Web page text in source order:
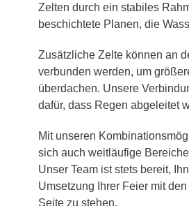
Zelten durch ein stabiles
beschichtete Planen, die
Zusätzliche Zelte können an
verbunden werden, um
überdachen. Unsere
dafür, dass Regen abgeleitet
Mit unseren
sich auch weitläufige
Unser Team ist stets bereit,
Umsetzung Ihrer Feier mit
Seite zu stehen.